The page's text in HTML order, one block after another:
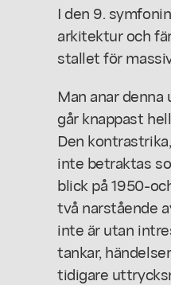
I den 9.
arkitektur och
stallet för
Man anar
går knappast
Den
inte betraktas
blick på 1950-
två narstående
inte är utan
tankar,
tidigare